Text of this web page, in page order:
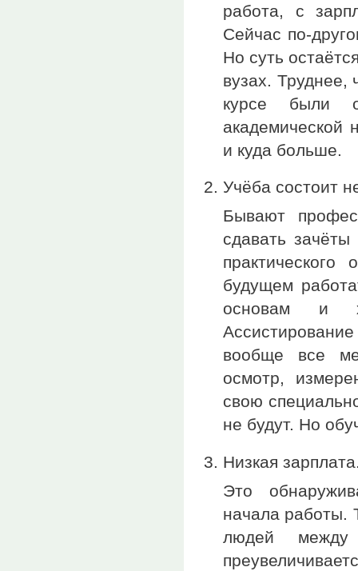
работа, с
Сейчас по-
Но суть
вузах. Труднее,
курсе были
академической
и куда больше.
Учёба состоит
Бывают
сдавать
будущем
основам и
вообще все
осмотр,
свою
не будут. Но
Низкая
Это
начала работы.
людей